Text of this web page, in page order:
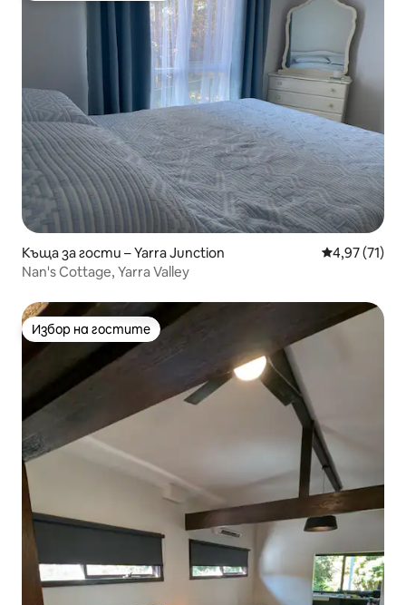
Къща за гости – Yarra Junction Средна
4,97 (71)
Nan's Cottage, Yarra Valley
Избор на гостите
Избор на гостите